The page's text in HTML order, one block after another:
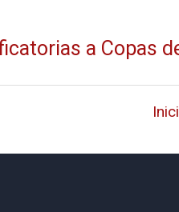
a Copas